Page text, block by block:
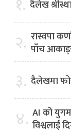
दैलेख
२. रास्वपा
पाँच
३. दैलेखमा
४. AI को
विश्वलाई